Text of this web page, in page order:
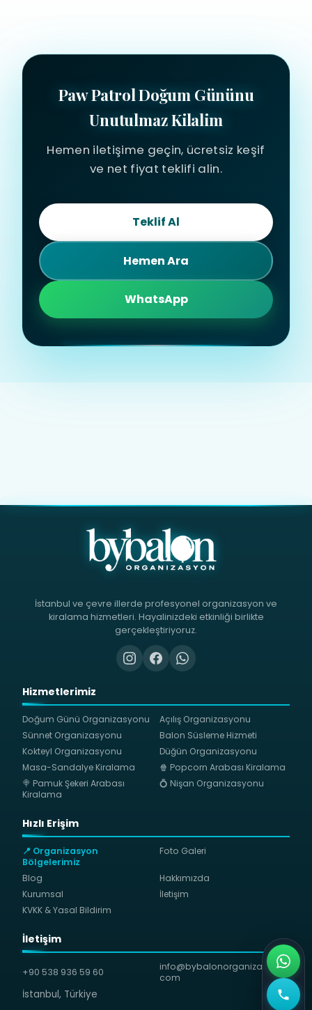
Paw Patrol Doğum Gününu
Unutulmaz Kilalim
Hemen iletişime geçin, ücretsiz keşif
ve net fiyat teklifi alin.
Teklif Al
Hemen Ara
WhatsApp
İstanbul ve çevre illerde profesyonel organizasyon ve
kiralama hizmetleri. Hayalinizdeki etkinliği birlikte
gerçekleştiriyoruz.
Hizmetlerimiz
Doğum Günü Organizasyonu
Açılış Organizasyonu
Sünnet Organizasyonu
Balon Süsleme Hizmeti
Kokteyl Organizasyonu
Düğün Organizasyonu
Masa-Sandalye Kiralama
🍿 Popcorn Arabası Kiralama
🍭 Pamuk Şekeri Arabası
Kiralama
💍 Nişan Organizasyonu
Hızlı Erişim
📍 Organizasyon
Bölgelerimiz
Foto Galeri
Blog
Hakkımızda
Kurumsal
İletişim
KVKK & Yasal Bildirim
İletişim
+90 538 936 59 60
info@bybalonorganizasyon.
com
İstanbul, Türkiye